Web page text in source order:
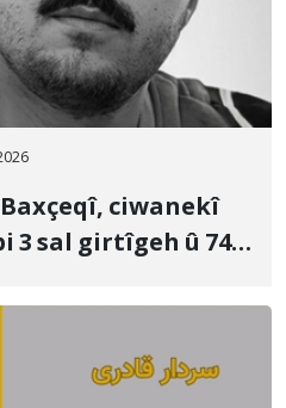
ciwanekî
3 sal girtîgeh û 74